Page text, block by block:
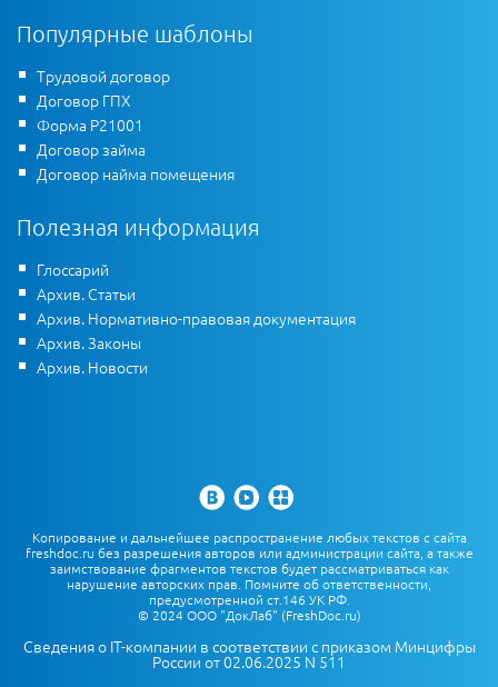
Популярные шаблоны
Трудовой договор
Договор ГПХ
Форма Р21001
Договор займа
Договор найма помещения
Полезная информация
Глоссарий
Архив. Статьи
Архив. Нормативно-правовая документация
Архив. Законы
Архив. Новости
Копирование и дальнейшее распространение любых текстов с сайта
freshdoc.ru без разрешения авторов или администрации сайта, а также
заимствование фрагментов текстов будет рассматриваться как
нарушение авторских прав. Помните об ответственности,
предусмотренной ст.146 УК РФ.
© 2024 ООО "ДокЛаб" (FreshDoc.ru)
Сведения о IT-компании в соответствии с приказом Минцифры
России от 02.06.2025 N 511